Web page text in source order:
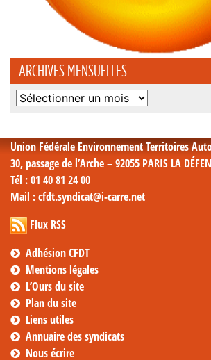
ARCHIVES MENSUELLES
Archives
Union Fédérale Environnement Territoires
30, passage de l’Arche – 92055 PARIS LA
Tél : 01 40 81 24 00
Mail : cfdt.syndicat@i-carre.net
Flux RSS
Adhésion CFDT
Mentions légales
L’Ours du site
Plan du site
Liens utiles
Annuaire des syndicats
Nous écrire